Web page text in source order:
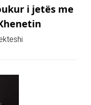
i jetës me